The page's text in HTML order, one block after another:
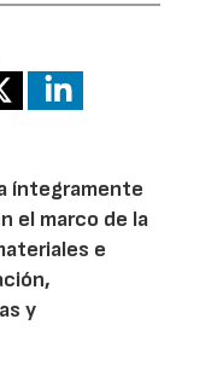
íntegramente
el marco de la
e
y